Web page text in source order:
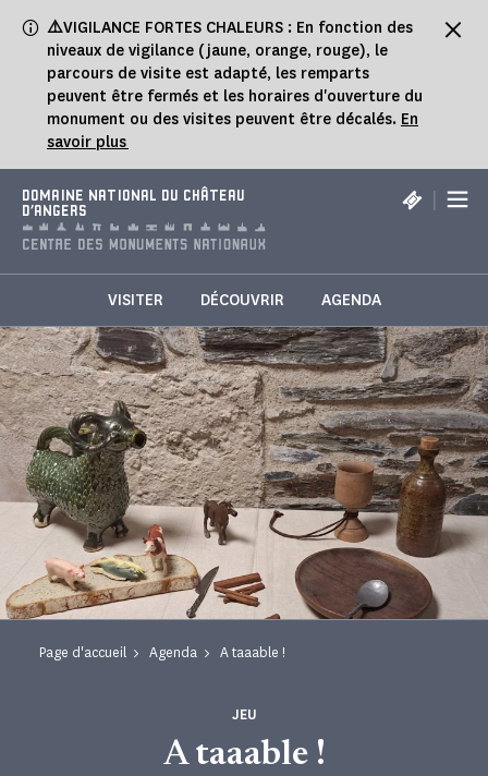
⚠️VIGILANCE FORTES CHALEURS : En fonction des
niveaux de vigilance (jaune, orange, rouge), le
parcours de visite est adapté, les remparts
peuvent être fermés et les horaires d'ouverture du
monument ou des visites peuvent être décalés. En
savoir plus
DOMAINE NATIONAL DU CHÂTEAU
D'ANGERS
|
VISITER DÉCOUVRIR AGENDA
Page d'accueil Agenda A taaable !
A taaable !
JEU